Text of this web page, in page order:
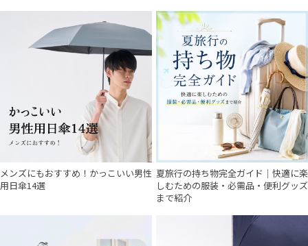
メンズにもおすすめ！かっこいい男性
用日傘14選
夏旅行の持ち物完全ガイド｜快適に楽
しむための服装・必需品・便利グッズ
まで紹介